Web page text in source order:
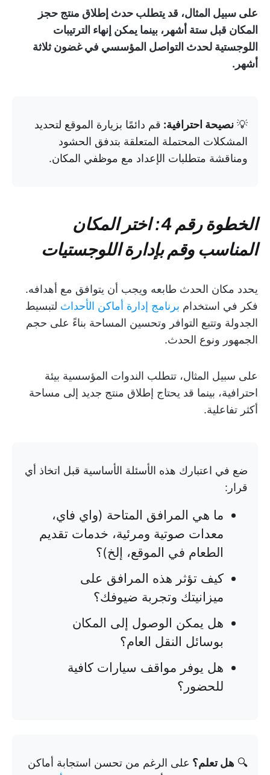
على سبيل المثال، قد يتطلب حدث إطلاق منتج حجز
المكان قبل ستة أشهر، بينما يمكن إنهاء الترتيبات
اللوجستية لحدث التواصل المؤسسي في غضون ثلاثة
أشهر.
💡 نصيحة احترافية: قم دائمًا بزيارة الموقع لتحديد
المشكلات المحتملة المتعلقة بتدفق الحشود
ومناقشة متطلبات الإعداد مع موظفي المكان.
الخطوة رقم 4: اختر المكان
المناسب وقم بإدارة اللوجستيات
يحدد مكان الحدث طابعه ويجب أن يتوافق مع أهدافه.
فكر في استخدام برنامج إدارة أماكن الأحداث لتبسيط
الجدولة وتتبع التوافر وتحسين المساحة بناءً على حجم
الجمهور ونوع الحدث.
على سبيل المثال، تتطلب الندوات المؤسسية بيئة
احترافية، بينما قد يحتاج إطلاق منتج جديد إلى مساحة
أكثر تفاعلية.
ضع في اعتبارك هذه الأسئلة الأساسية قبل اتخاذ أي
قرار:
ما هي المرافق المتاحة (واي فاي،
معدات صوتية ومرئية، خدمات تقديم
الطعام في الموقع، إلخ)؟
كيف تؤثر هذه المرافق على
ميزانيتك وتجربة ضيوفك؟
هل يمكن الوصول إلى المكان
بوسائل النقل العام؟
هل يوفر مواقف سيارات كافية
للحضور؟
🔍 هل تعلم؟ على الرغم من تحسن استجابة أماكن